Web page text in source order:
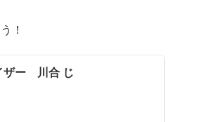
！
ザー 川合 じ